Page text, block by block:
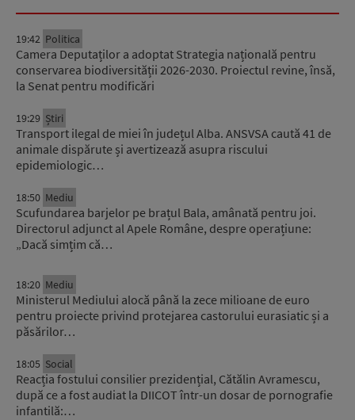
19:42 Politica
Camera Deputaților a adoptat Strategia națională pentru
conservarea biodiversității 2026-2030. Proiectul revine, însă,
la Senat pentru modificări
19:29 Știri
Transport ilegal de miei în județul Alba. ANSVSA caută 41 de
animale dispărute și avertizează asupra riscului
epidemiologic…
18:50 Mediu
Scufundarea barjelor pe brațul Bala, amânată pentru joi.
Directorul adjunct al Apele Române, despre operațiune:
„Dacă simțim că…
18:20 Mediu
Ministerul Mediului alocă până la zece milioane de euro
pentru proiecte privind protejarea castorului eurasiatic și a
păsărilor…
18:05 Social
Reacția fostului consilier prezidențial, Cătălin Avramescu,
după ce a fost audiat la DIICOT într-un dosar de pornografie
infantilă:…